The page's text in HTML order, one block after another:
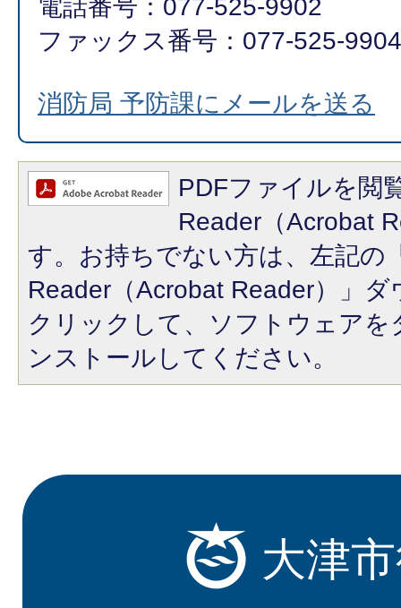
電話番号：077-525-9902
ファックス番号：077-525-9904
消防局 予防課にメールを送る
PDFファイルを閲
Reader（Acrobat
す。お持ちでない方は、左記の
Reader（Acrobat Reader）」
クリックして、ソフトウェア
ンストールしてください。
大津